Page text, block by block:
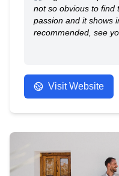
esaltante alle vostre
not so obvious to find
passion and it shows
recommended, see
Visit Website